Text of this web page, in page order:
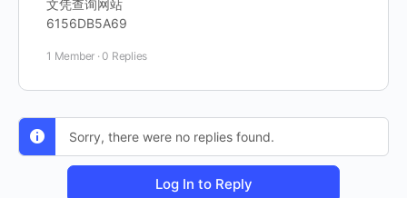
文凭查询网站
6156DB5A69
1 Member ·0 Replies
Sorry, there were no replies found.
Log In to Reply